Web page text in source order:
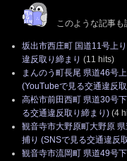
このような記事
坂出市西庄町 国道11号上
違反取り締まり (11 hits)
まんのう町長尾 県道46号
(YouTubeで見る交通違反
高松市前田西町 県道30号
る交通違反取り締まり) (4
観音寺市大野原町大野原
捕り (SNSで見る交通違反
観音寺市流岡町 県道49号